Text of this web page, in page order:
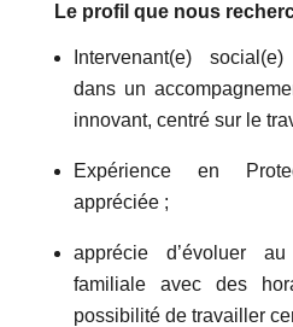
Le profil que nous
Intervenant(e)
dans un
innovant, centré sur le
Expérience en
appréciée ;
apprécie d’évoluer
familiale avec des
possibilité de travailler